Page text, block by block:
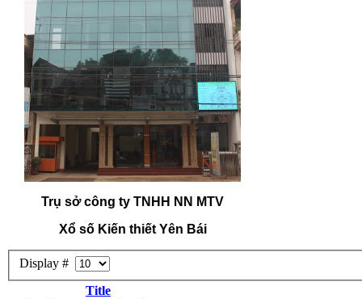
Trụ sở công ty TNHH NN MTV
Xổ số Kiến thiết Yên Bái
Display #
Title